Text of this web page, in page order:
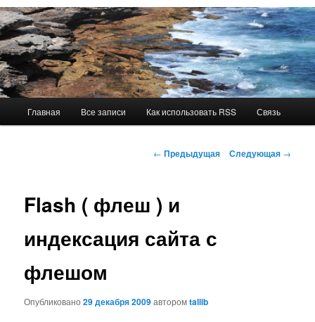
Главная Все записи Как использовать RSS Связь
Навигация
← Предыдущая Следующая →
Flash ( флеш ) и
индексация сайта с
флешом
Опубликовано29 декабря 2009авторомtallib